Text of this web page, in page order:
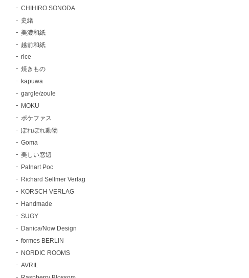
CHIHIRO SONODA
史緒
美濃和紙
越前和紙
rice
焼きもの
kapuwa
gargle/zoule
MOKU
ポケファス
ぽれぽれ動物
Goma
美しい窓辺
Palnart Poc
Richard Sellmer Verlag
KORSCH VERLAG
Handmade
SUGY
Danica/Now Design
formes BERLIN
NORDIC ROOMS
AVRIL